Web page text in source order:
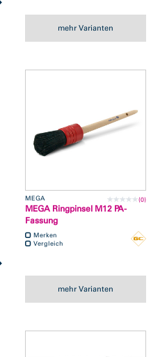
mehr Varianten
MEGA (0)
MEGA Ringpinsel M12 PA-
Fassung
Merken
Vergleich
mehr Varianten